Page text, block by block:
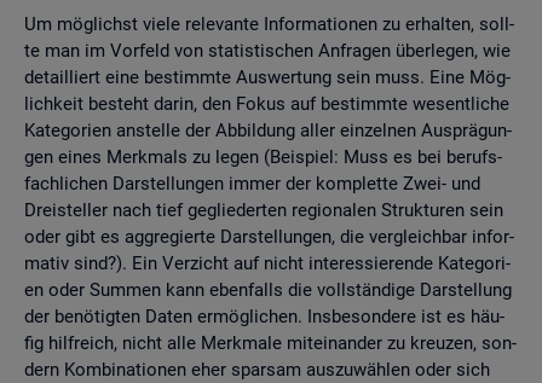
Um mög­lichst viele re­le­van­te In­for­ma­tio­nen zu er­hal­ten, soll­
te man im Vor­feld von sta­tis­ti­schen An­fra­gen über­le­gen, wie
de­tail­liert eine be­stimm­te Aus­wer­tung sein muss. Eine Mög­
lich­keit be­steht darin, den Fokus auf be­stimm­te we­sent­li­che
Ka­te­go­ri­en an­stel­le der Ab­bil­dung aller ein­zel­nen Aus­prä­gun­
gen eines Merk­mals zu legen (Bei­spiel: Muss es bei be­rufs­
fach­li­chen Dar­stel­lun­gen immer der kom­plet­te Zwei- und
Drei­stel­ler nach tief ge­glie­der­ten re­gio­na­len Struk­tu­ren sein
oder gibt es agg­re­gier­te Dar­stel­lun­gen, die ver­gleich­bar in­for­
ma­tiv sind?). Ein Ver­zicht auf nicht in­ter­es­sie­ren­de Ka­te­go­ri­
en oder Sum­men kann eben­falls die voll­stän­di­ge Dar­stel­lung
der be­nö­tig­ten Daten er­mög­li­chen. Ins­be­son­de­re ist es häu­
fig hilf­reich, nicht alle Merk­ma­le mit­ein­an­der zu kreu­zen, son­
dern Kom­bi­na­tio­nen eher spar­sam aus­zu­wäh­len oder sich